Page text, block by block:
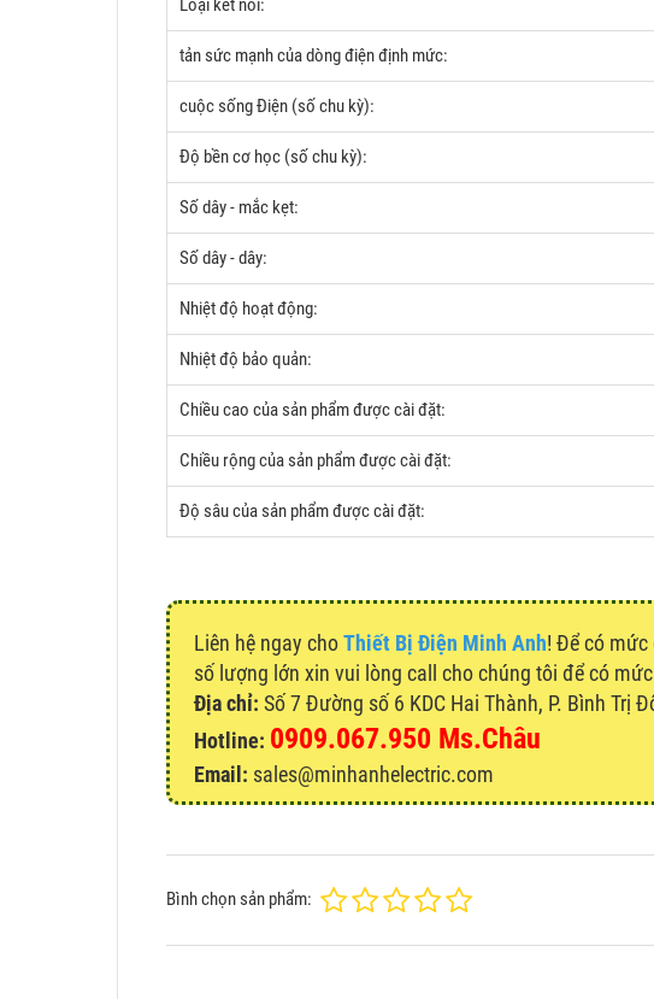
Loại kết nối:
tản sức mạnh của dòng điện định mức:
cuộc sống Điện (số chu kỳ):
Độ bền cơ học (số chu kỳ):
Số dây - mắc kẹt:
Số dây - dây:
Nhiệt độ hoạt động:
Nhiệt độ bảo quản:
Chiều cao của sản phẩm được cài đặt:
Chiều rộng của sản phẩm được cài đặt:
Độ sâu của sản phẩm được cài đặt:
Liên hệ ngay choThiết Bị Điện Minh Anh! Để có
số lượng lớn xin vui lòng call cho chúng tôi để có
Địa chỉ: Số 7 Đường số 6 KDC Hai Thành, P. Bình Trị
Hotline: 0909.067.950 Ms.Châu
Email: sales@minhanhelectric.com
Bình chọn sản phẩm: